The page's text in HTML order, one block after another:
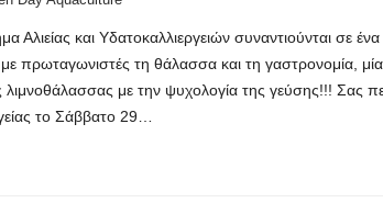
Αλιείας και Υδατοκαλλιεργειών συναντιούνται σε
πρωταγωνιστές τη θάλασσα και τη γαστρονομία,
λιμνοθάλασσας με την ψυχολογία της γεύσης!!! Σας
το Σάββατο 29…